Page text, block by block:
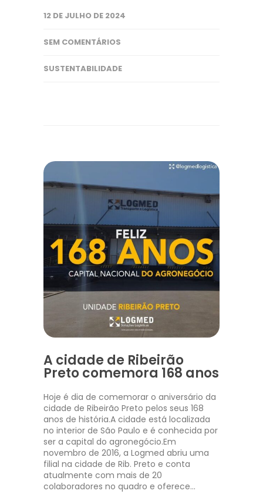
12 DE JULHO DE 2024
SEM COMENTÁRIOS
SUSTENTABILIDADE
A cidade de Ribeirão
Preto comemora 168 anos
Hoje é dia de comemorar o aniversário da
cidade de Ribeirão Preto pelos seus 168
anos de história.A cidade está localizada
no interior de São Paulo e é conhecida por
ser a capital do agronegócio.Em
novembro de 2016, a Logmed abriu uma
filial na cidade de Rib. Preto e conta
atualmente com mais de 20
colaboradores no quadro e oferece…